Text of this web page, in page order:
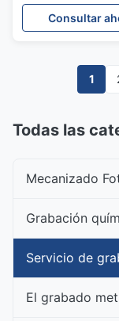
personalizados
tolerancia estricta
Consultar
1
Todas las
Mecanizado
Grabación
Servicio de
El grabado